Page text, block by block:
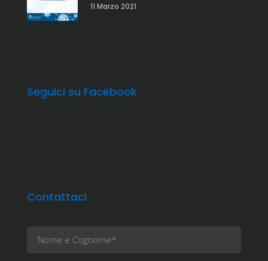
11 Marzo 2021
Seguici su Facebook
Contattaci